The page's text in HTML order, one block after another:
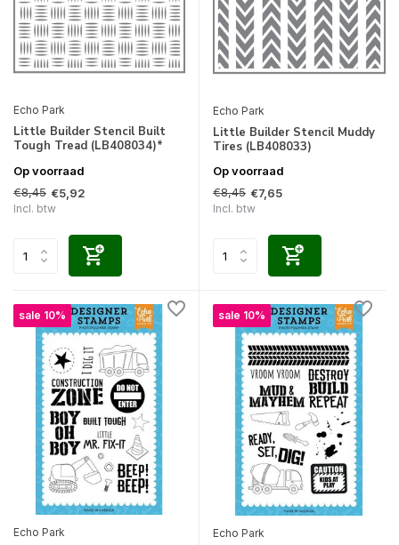
Echo Park
Little Builder Stencil Built
Tough Tread (LB408034)*
Op voorraad
€8,45 €5,92
Incl. btw
Echo Park
Little Builder Stencil Muddy
Tires (LB408033)
Op voorraad
€8,45 €7,65
Incl. btw
sale 10%
Echo Park
sale 10%
Echo Park